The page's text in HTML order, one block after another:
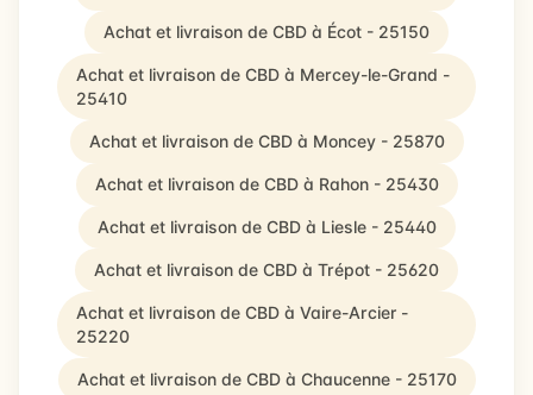
Achat et livraison de CBD à Écot - 25150
Achat et livraison de CBD à Mercey-le-Grand -
25410
Achat et livraison de CBD à Moncey - 25870
Achat et livraison de CBD à Rahon - 25430
Achat et livraison de CBD à Liesle - 25440
Achat et livraison de CBD à Trépot - 25620
Achat et livraison de CBD à Vaire-Arcier -
25220
Achat et livraison de CBD à Chaucenne - 25170